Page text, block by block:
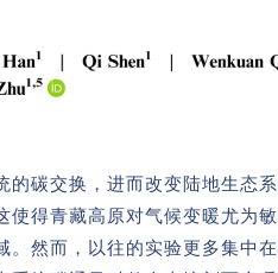
的碳交换，进而改变陆地生态
使得青藏高原对气候变暖尤为
。然而，以往的实验更多集中